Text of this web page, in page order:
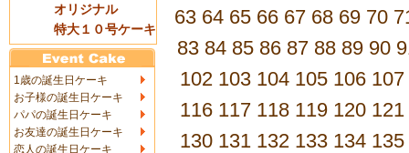
オリジナル
特大１０号ケーキ
1歳の誕生日ケーキ
お子様の誕生日ケーキ
パパの誕生日ケーキ
お友達の誕生日ケーキ
恋人の誕生日ケーキ
63 64 65 66 67 68 69 70
83 84 85 86 87 88 89 90
102 103 104 105 106 107
116 117 118 119 120 121
130 131 132 133 134 135